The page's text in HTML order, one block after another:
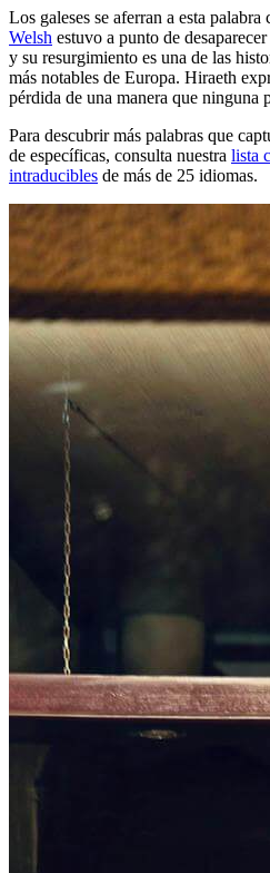
Los galeses se aferran a esta
Welsh estuvo a punto de
y su resurgimiento es una de las
más notables de Europa. Hiraeth
pérdida de una manera que ninguna
Para descubrir más palabras que
de específicas, consulta nuestra lista
intraducibles de más de 25 idiomas.